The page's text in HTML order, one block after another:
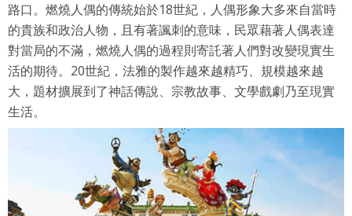
路口。燃燒人偶的傳統始於18世紀，人偶形象大多來自當時
的貴族和政治人物，且有著諷刺的意味，民眾藉著人偶表達
對當局的不滿，燃燒人偶的過程則寄託著人們對改變現實生
活的期待。20世紀，法雅的製作越來越精巧、規模越來越
大，題材擴展到了神話傳說、宗教故事、文學戲劇乃至現實
生活。